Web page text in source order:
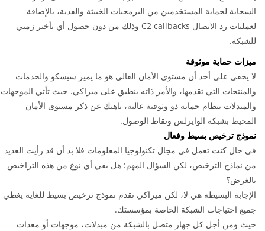
السحابة لحماية المستخدمين من البرمجيات الخبيثة والفدية، بالإضافة
لعمليات رد الاتصال C2 callbacks وذلك من دون حصول أي تأخير زمني
للشبكة.
ميزات حماية موثوقة
لا يخفى على أحد أن مستوى الأمان العالي هو ما يميز سيسكو والخدمات
والمنتجات التي تقدمها، والأمر ذاته ينطبق على ميراكي. حيث تأتي الموجهات
والمبدلات بنظام حماية ذو وثوقية عالية، ناهيك عن ذكر مستوى الأمان
المحيط بشبكة الوايرلس ونقاط الوصول.
نموذج ترخيص بسيط وفعال
في حال كنت تعمل في مجال تكنولوجيا المعلومات فلا بد أن قد رأيت العديد
من نماذج الترخيص، لكن السؤال المهم: هل يفي أي نوع من هذه التراخيص
بالغرض؟
الإجابة البسيطة هي لا، لكن ميراكي تقدم نموذج ترخيص بسيط للغاية يغطي
جميع احتياجات الشبكة الخاصة بمؤسستك.
حيث ومن أجل كل جهاز متصل بالشبكة من مبدلات، موجهات أو معدات